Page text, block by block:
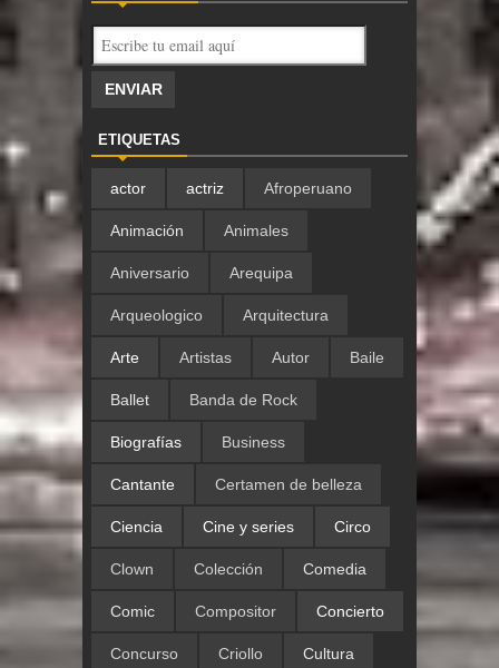
ETIQUETAS
actor actriz Afroperuano
Animación Animales
Aniversario Arequipa
Arqueologico Arquitectura
Arte Artistas Autor Baile
Ballet Banda de Rock
Biografías Business
Cantante Certamen de belleza
Ciencia Cine y series Circo
Clown Colección Comedia
Comic Compositor Concierto
Concurso Criollo Cultura